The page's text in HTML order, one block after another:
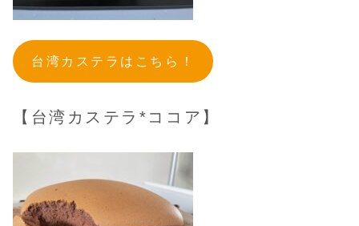
台湾カステラはこちら！
【台湾カステラ*ココア】